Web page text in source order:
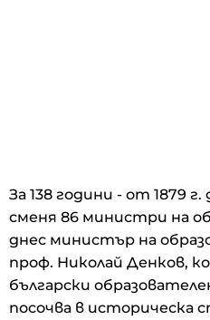
За 138 години - от 1879 г.
сменя 86 министри на
днес министър на
проф. Николай Денков,
български
посочва в историческа